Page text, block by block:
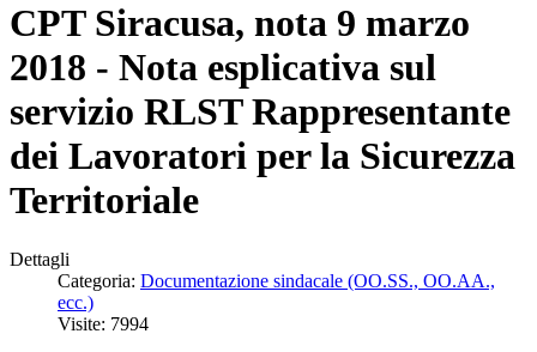
CPT Siracusa, nota 9 marzo
2018 - Nota esplicativa sul
servizio RLST Rappresentante
dei Lavoratori per la Sicurezza
Territoriale
Dettagli
Categoria: Documentazione sindacale (OO.SS., OO.AA.,
ecc.)
Visite: 7994